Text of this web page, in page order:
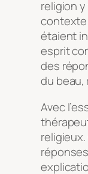
religion
contexte
étaient
esprit
des
du beau,
Avec